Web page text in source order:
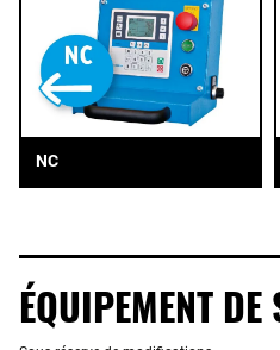
NC
ÉQUIPEMENT DE